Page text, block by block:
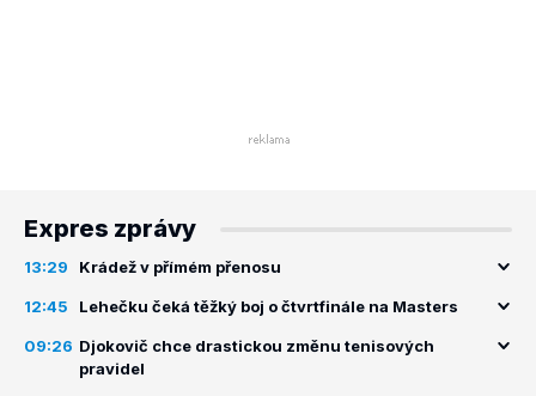
Expres zprávy
13:29 Krádež v přímém přenosu
12:45 Lehečku čeká těžký boj o čtvrtfinále na Masters
09:26 Djokovič chce drastickou změnu tenisových
pravidel